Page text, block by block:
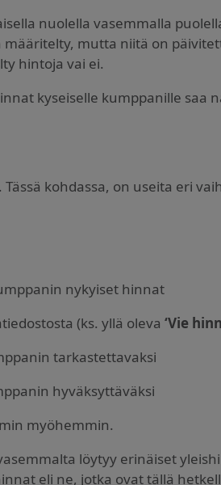
nuolella vasemmalla
mutta niitä on
hintoja vai ei.
kyseiselle kumppanille saa
kohdassa, on useita eri
nykyiset hinnat
(ks. yllä oleva ‘Vie
tarkastettavaksi
hyväksyttäväksi
myöhemmin.
löytyy erinäiset
eli ne, jotka ovat tällä